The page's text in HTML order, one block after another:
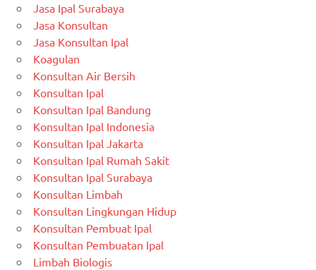
Jasa Ipal Surabaya
Jasa Konsultan
Jasa Konsultan Ipal
Koagulan
Konsultan Air Bersih
Konsultan Ipal
Konsultan Ipal Bandung
Konsultan Ipal Indonesia
Konsultan Ipal Jakarta
Konsultan Ipal Rumah Sakit
Konsultan Ipal Surabaya
Konsultan Limbah
Konsultan Lingkungan Hidup
Konsultan Pembuat Ipal
Konsultan Pembuatan Ipal
Limbah Biologis